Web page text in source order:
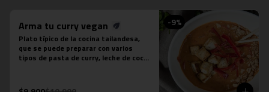
-9%
Arma tu curry vegan
Plato típico de la cocina tailandesa,
que se puede preparar con varios
tipos de pasta de curry, leche de coco
Estos son los ingredientes que